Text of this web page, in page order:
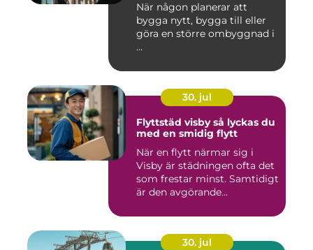
När någon planerar att
bygga nytt, bygga till eller
göra en större ombyggnad i
...
30. jul
Flyttstäd visby så lyckas du
med en smidig flytt
När en flytt närmar sig i
Visby är städningen ofta det
som frestar minst. Samtidigt
är den avgörande...
30. jul